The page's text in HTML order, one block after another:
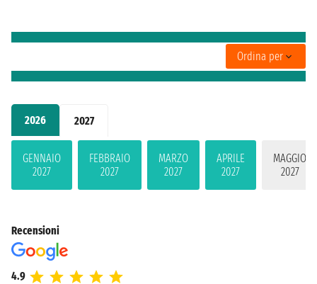
2026 2027
GENNAIO
2027
FEBBRAIO
2027
MARZO
2027
APRILE
2027
MAGGIO
2027
Ordina per
Recensioni
4.9